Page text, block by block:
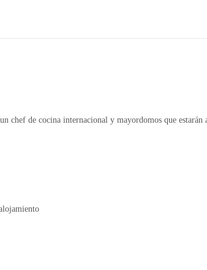
chef de cocina internacional y mayordomos que estarán